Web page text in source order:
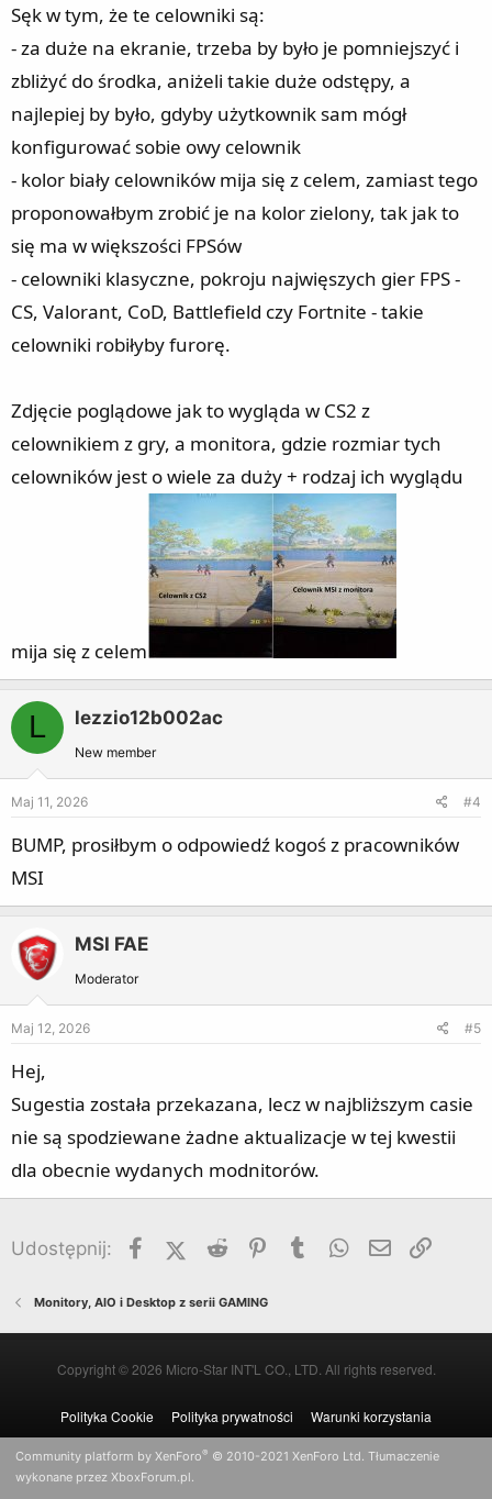
Sęk w tym, że te celowniki są:
- za duże na ekranie, trzeba by było je pomniejszyć i
zbliżyć do środka, aniżeli takie duże odstępy, a
najlepiej by było, gdyby użytkownik sam mógł
konfigurować sobie owy celownik
- kolor biały celowników mija się z celem, zamiast tego
proponowałbym zrobić je na kolor zielony, tak jak to
się ma w większości FPSów
- celowniki klasyczne, pokroju najwięszych gier FPS -
CS, Valorant, CoD, Battlefield czy Fortnite - takie
celowniki robiłyby furorę.
Zdjęcie poglądowe jak to wygląda w CS2 z
celownikiem z gry, a monitora, gdzie rozmiar tych
celowników jest o wiele za duży + rodzaj ich wyglądu
mija się z celem
L lezzio12b002ac
New member
Maj 11, 2026 #4
BUMP, prosiłbym o odpowiedź kogoś z pracowników
MSI
MSI FAE
Moderator
Maj 12, 2026 #5
Hej,
Sugestia została przekazana, lecz w najbliższym casie
nie są spodziewane żadne aktualizacje w tej kwestii
dla obecnie wydanych modnitorów.
Udostępnij: FacebookX (Twitter)
Reddit Pinterest
Tumblr WhatsApp
Email
Monitory, AIO i Desktop z serii GAMING
Copyright © 2026 Micro-Star INT'L CO., LTD. All rights reserved.
Polityka Cookie Polityka prywatności Warunki korzystania
Community platform by XenForo® © 2010-2021 XenForo Ltd. Tłumaczenie
wykonane przez XboxForum.pl.